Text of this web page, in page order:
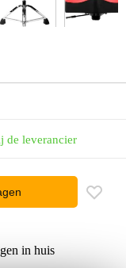
de leverancier
in huis